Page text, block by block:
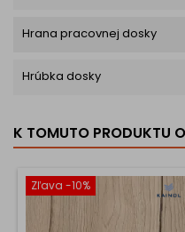
Hrana pracovnej dosky
Hrúbka dosky
K TOMUTO PRODUKTU
Zľava -10%